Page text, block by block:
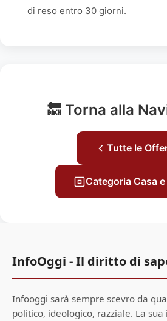
di reso entro 30 giorni.
🔙 Torna alla
Tutte le
Categoria Casa
InfoOggi - Il diritto di
Infooggi sarà sempre scevro da
politico, ideologico, razziale. La